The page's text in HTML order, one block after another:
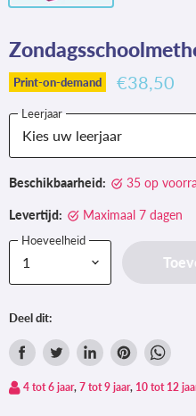
Print-on-demand €38,50
Leerjaar
Beschikbaarheid: 35 op
Levertijd: Maximaal 7 dagen
Hoeveelheid
Deel dit:
Delen
via
Tweet
op
Deel
op
Pin
op
Deel
via
4 tot 6 jaar, 7 tot 9 jaar, 10 tot 12